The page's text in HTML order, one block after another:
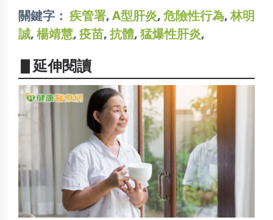
關鍵字： 疾管署, A型肝炎, 危險性行為,林明
誠, 楊靖慧, 疫苗, 抗體, 猛爆性肝炎,
▋延伸閱讀